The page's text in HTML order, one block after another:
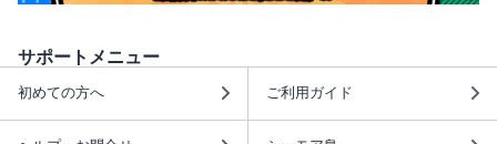
サポートメニュー
初めての方へ ご利用ガイド